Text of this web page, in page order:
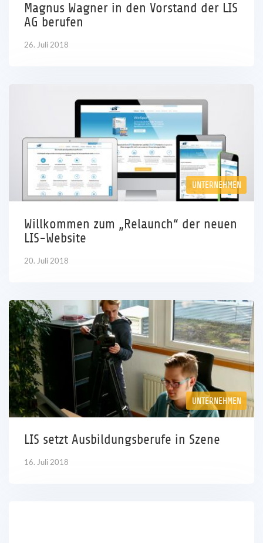
Magnus Wagner in den Vorstand der LIS
AG berufen
26. Juli 2018
UNTERNEHMEN
Willkommen zum „Relaunch“ der neuen
LIS-Website
20. Juli 2018
UNTERNEHMEN
LIS setzt Ausbildungsberufe in Szene
16. Juli 2018